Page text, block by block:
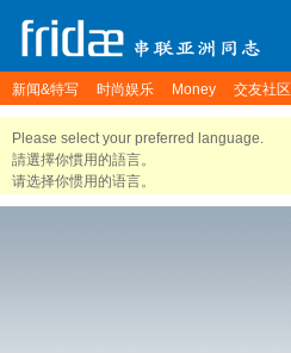
新闻&特写 时尚娱乐 Money 交友社区
Please select your preferred language.
請選擇你慣用的語言。
请选择你惯用的语言。